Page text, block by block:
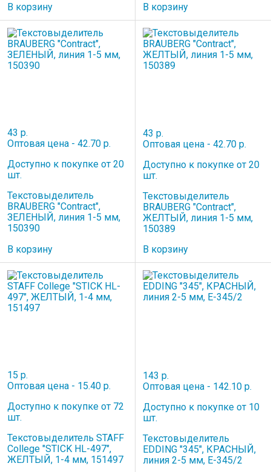
В корзину
В корзину
43 р.
Оптовая цена - 42.70 р.
Доступно к покупке от 20
шт.
Текстовыделитель
BRAUBERG "Contract",
ЗЕЛЕНЫЙ, линия 1-5 мм,
150390
В корзину
43 р.
Оптовая цена - 42.70 р.
Доступно к покупке от 20
шт.
Текстовыделитель
BRAUBERG "Contract",
ЖЕЛТЫЙ, линия 1-5 мм,
150389
В корзину
15 р.
Оптовая цена - 15.40 р.
Доступно к покупке от 72
шт.
Текстовыделитель STAFF
College "STICK HL-497",
ЖЕЛТЫЙ, 1-4 мм, 151497
143 р.
Оптовая цена - 142.10 р.
Доступно к покупке от 10
шт.
Текстовыделитель
EDDING "345", КРАСНЫЙ,
линия 2-5 мм, E-345/2